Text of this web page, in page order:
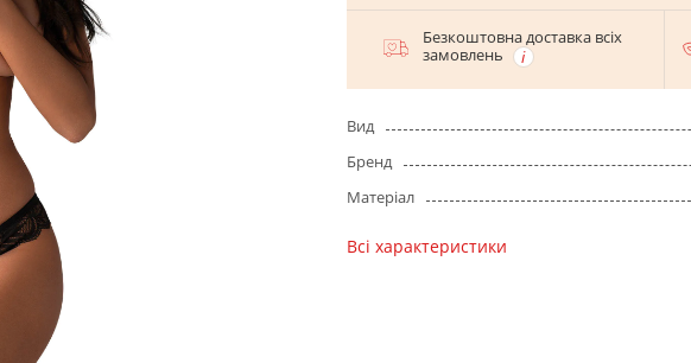
Безкоштовна доставка всіх
замовлень
Вид
Бренд
Матеріал
Всі характеристики